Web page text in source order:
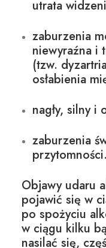
utrata
zaburzenia
niewyraźna i
(tzw.
osłabienia
nagły, silny i
zaburzenia
przytomności.
Objawy udaru
pojawić się w
po spożyciu
w ciągu kilku
nasilać się,